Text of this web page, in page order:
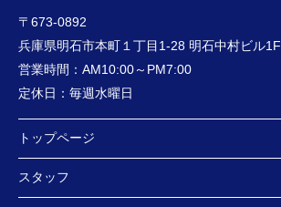
〒673-0892
兵庫県明石市本町１丁目1-28 明石中村ビル1F
営業時間： AM10:00～PM7:00
定休日： 毎週水曜日
トップページ
スタッフ